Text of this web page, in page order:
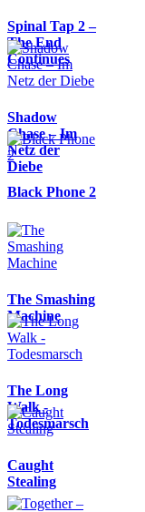
Spinal Tap 2 –
The End
Continues
Shadow
Chase – Im
Netz der
Diebe
Black Phone 2
The Smashing
Machine
The Long
Walk -
Todesmarsch
Caught
Stealing